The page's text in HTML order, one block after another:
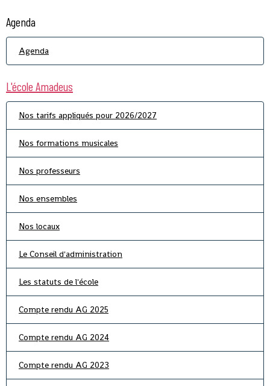
Agenda
Agenda
L'école Amadeus
Nos tarifs appliqués pour 2026/2027
Nos formations musicales
Nos professeurs
Nos ensembles
Nos locaux
Le Conseil d'administration
Les statuts de l'école
Compte rendu AG 2025
Compte rendu AG 2024
Compte rendu AG 2023